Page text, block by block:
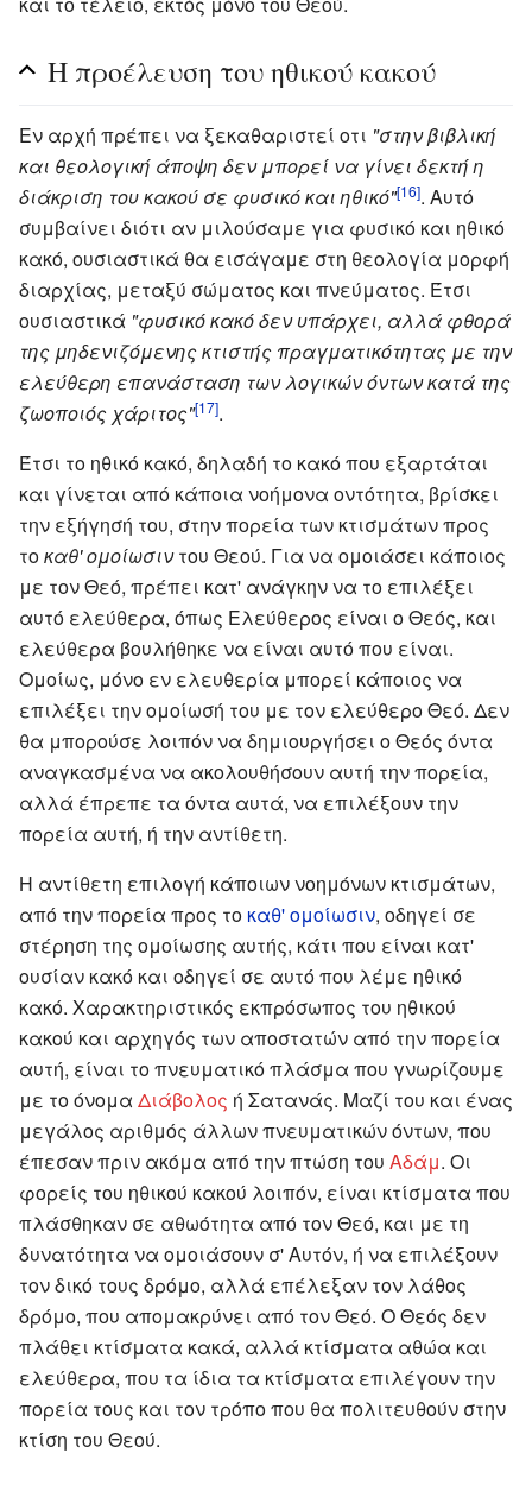
Η προέλευση του ηθικού κακού
Εν αρχή πρέπει να ξεκαθαριστεί οτι "στην βιβλική
και θεολογική άποψη δεν μπορεί να γίνει δεκτή η
διάκριση του κακού σε φυσικό και ηθικό"[16]. Αυτό
συμβαίνει διότι αν μιλούσαμε για φυσικό και ηθικό
κακό, ουσιαστικά θα εισάγαμε στη θεολογία μορφή
διαρχίας, μεταξύ σώματος και πνεύματος. Έτσι
ουσιαστικά "φυσικό κακό δεν υπάρχει, αλλά φθορά
της μηδενιζόμενης κτιστής πραγματικότητας με την
ελεύθερη επανάσταση των λογικών όντων κατά της
ζωοποιός χάριτος"[17].
Έτσι το ηθικό κακό, δηλαδή το κακό που εξαρτάται
και γίνεται από κάποια νοήμονα οντότητα, βρίσκει
την εξήγησή του, στην πορεία των κτισμάτων προς
τοκαθ' ομοίωσιντου Θεού. Για να ομοιάσει κάποιος
με τον Θεό, πρέπει κατ' ανάγκην να το επιλέξει
αυτό ελεύθερα, όπως Ελεύθερος είναι ο Θεός, και
ελεύθερα βουλήθηκε να είναι αυτό που είναι.
Ομοίως, μόνο εν ελευθερία μπορεί κάποιος να
επιλέξει την ομοίωσή του με τον ελεύθερο Θεό. Δεν
θα μπορούσε λοιπόν να δημιουργήσει ο Θεός όντα
αναγκασμένα να ακολουθήσουν αυτή την πορεία,
αλλά έπρεπε τα όντα αυτά, να επιλέξουν την
πορεία αυτή, ή την αντίθετη.
Η αντίθετη επιλογή κάποιων νοημόνων κτισμάτων,
από την πορεία προς το καθ' ομοίωσιν, οδηγεί σε
στέρηση της ομοίωσης αυτής, κάτι που είναι κατ'
ουσίαν κακό και οδηγεί σε αυτό που λέμε ηθικό
κακό. Χαρακτηριστικός εκπρόσωπος του ηθικού
κακού και αρχηγός των αποστατών από την πορεία
αυτή, είναι το πνευματικό πλάσμα που γνωρίζουμε
με το όνομα Διάβολος ή Σατανάς. Μαζί του και ένας
μεγάλος αριθμός άλλων πνευματικών όντων, που
έπεσαν πριν ακόμα από την πτώση του Αδάμ. Οι
φορείς του ηθικού κακού λοιπόν, είναι κτίσματα που
πλάσθηκαν σε αθωότητα από τον Θεό, και με τη
δυνατότητα να ομοιάσουν σ' Αυτόν, ή να επιλέξουν
τον δικό τους δρόμο, αλλά επέλεξαν τον λάθος
δρόμο, που απομακρύνει από τον Θεό. Ο Θεός δεν
πλάθει κτίσματα κακά, αλλά κτίσματα αθώα και
ελεύθερα, που τα ίδια τα κτίσματα επιλέγουν την
πορεία τους και τον τρόπο που θα πολιτευθούν στην
κτίση του Θεού.